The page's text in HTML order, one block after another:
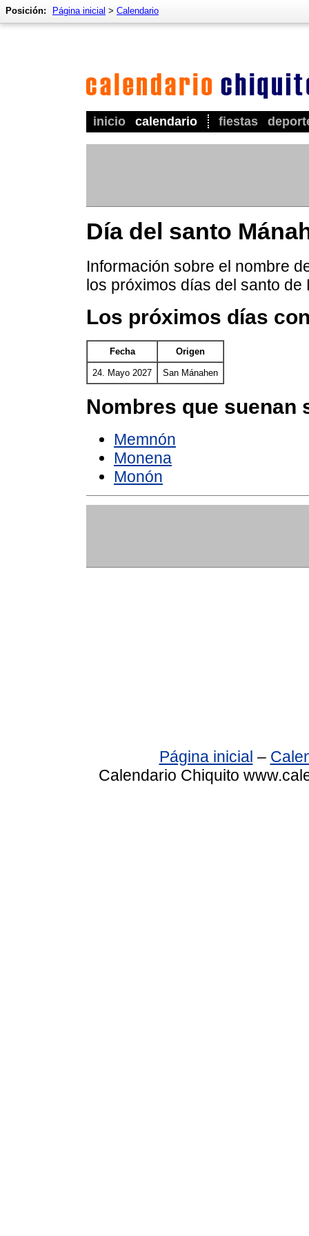
inicio calendario fiestas
Posición: Página inicial > Calendario
Día del santo
Información sobre el nombre
los próximos días del santo de
Los próximos días
Fecha Origen
24. Mayo 2027 San Mánahen
Nombres que suenan
Memnón
Monena
Monón
Página inicial –
Calendario Chiquito